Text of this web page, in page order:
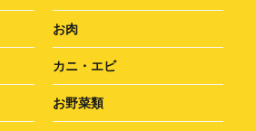
お肉
カニ・エビ
お野菜類